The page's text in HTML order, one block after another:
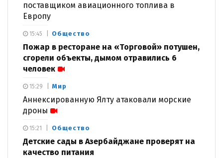
поставщиком авиационного топлива в
Европу
Общество
Пожар в ресторане на «Торговой» потушен,
сгорели объекты, дымом отравились 6
человек
15:45
Мир
Аннексированную Ялту атаковали морские
дроны
15:29
Общество
Детские сады в Азербайджане проверят на
качество питания
15:21